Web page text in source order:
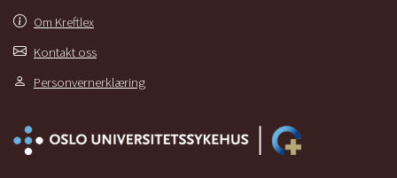
Om Kreftlex
Kontakt oss
Personvernerklæring